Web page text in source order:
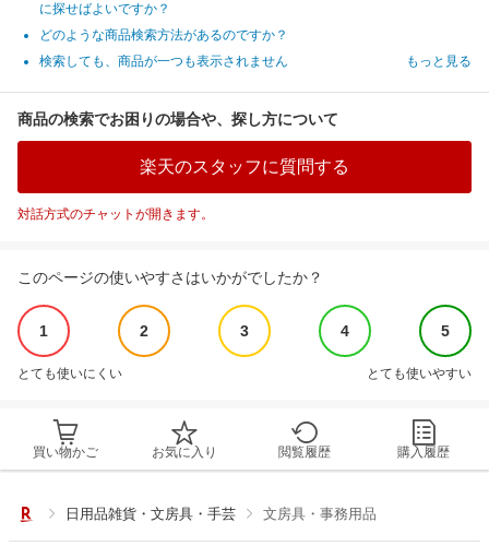
に探せばよいですか？
どのような商品検索方法があるのですか？
検索しても、商品が一つも表示されません
もっと見る
商品の検索でお困りの場合や、探し方について
楽天のスタッフに質問する
対話方式のチャットが開きます。
このページの使いやすさはいかがでしたか？
1 2 3 4 5
とても使いにくい とても使いやすい
買い物かご お気に入り 閲覧履歴 購入履歴
日用品雑貨・文房具・手芸 文房具・事務用品